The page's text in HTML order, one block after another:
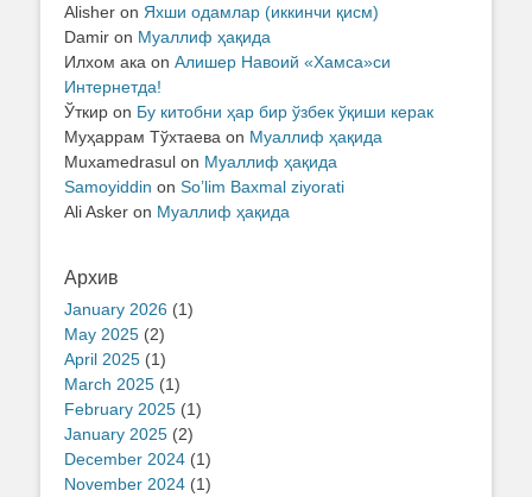
Alisher on Яхши одамлар (иккинчи қисм)
Damir on Муаллиф ҳақида
Илхом ака on Алишер Навоий «Хамса»си
Интернетда!
Ўткир on Бу китобни ҳар бир ўзбек ўқиши керак
Муҳаррам Тўхтаева on Муаллиф ҳақида
Muxamedrasul on Муаллиф ҳақида
Samoyiddin on So’lim Baxmal ziyorati
Ali Asker on Муаллиф ҳақида
Архив
January 2026 (1)
May 2025 (2)
April 2025 (1)
March 2025 (1)
February 2025 (1)
January 2025 (2)
December 2024 (1)
November 2024 (1)